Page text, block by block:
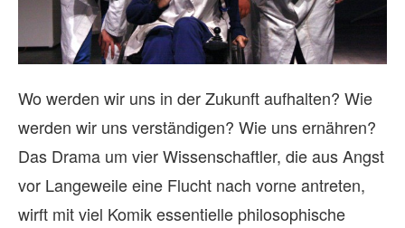
Wo werden wir uns in der Zukunft aufhalten? Wie
werden wir uns verständigen? Wie uns ernähren?
Das Drama um vier Wissenschaftler, die aus Angst
vor Langeweile eine Flucht nach vorne antreten,
wirft mit viel Komik essentielle philosophische